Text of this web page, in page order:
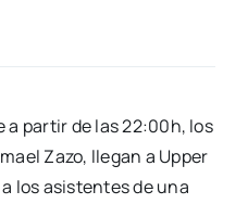
a par­tir de las 22:00h, los
Zazo, lle­gan a Upper
los asis­ten­tes de una